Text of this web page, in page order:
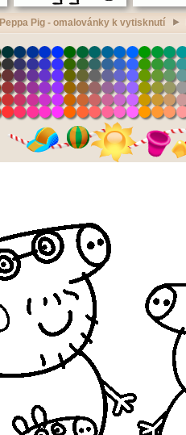
Peppa Pig - omalovánky k vytisknutí